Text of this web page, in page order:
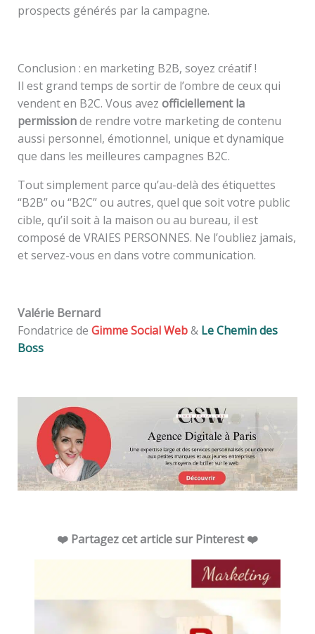
prospects générés par la campagne.
Conclusion : en marketing B2B, soyez créatif !
Il est grand temps de sortir de l’ombre de ceux qui
vendent en B2C. Vous avez officiellement la
permissionde rendre votre marketing de contenu
aussi personnel, émotionnel, unique et dynamique
que dans les meilleures campagnes B2C.
Tout simplement parce qu’au-delà des étiquettes
“B2B” ou “B2C” ou autres, quel que soit votre public
cible, qu’il soit à la maison ou au bureau, il est
composé de VRAIES PERSONNES. Ne l’oubliez jamais,
et servez-vous en dans votre communication.
Valérie Bernard
Fondatrice de Gimme Social Web& Le Chemin des
Boss
❤️ Partagez cet article sur Pinterest ❤️